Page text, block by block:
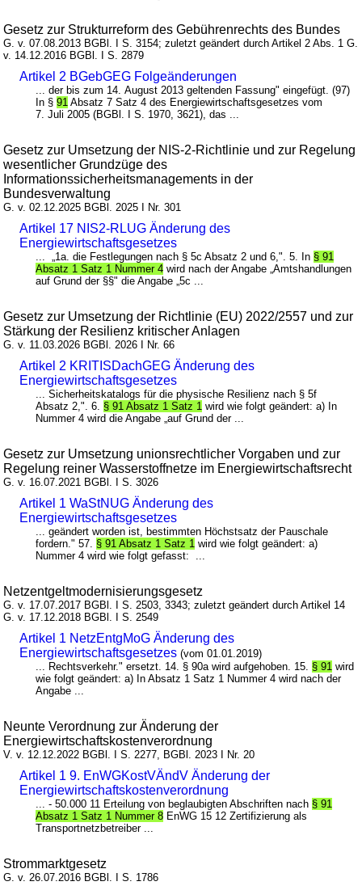
Gesetz zur Strukturreform des Gebührenrechts des Bundes
G. v. 07.08.2013 BGBl. I S. 3154; zuletzt geändert durch Artikel 2 Abs. 1 G.
v. 14.12.2016 BGBl. I S. 2879
Artikel 2 BGebGEG Folgeänderungen
... der bis zum 14. August 2013 geltenden Fassung" eingefügt. (97)
In §91 Absatz 7 Satz 4 des Energiewirtschaftsgesetzes vom
7. Juli 2005 (BGBl. I S. 1970, 3621), das ...
Gesetz zur Umsetzung der NIS-2-Richtlinie und zur Regelung
wesentlicher Grundzüge des
Informationssicherheitsmanagements in der
Bundesverwaltung
G. v. 02.12.2025 BGBl. 2025 I Nr. 301
Artikel 17 NIS2-RLUG Änderung des
Energiewirtschaftsgesetzes
... „1a. die Festlegungen nach § 5c Absatz 2 und 6,". 5. In § 91
Absatz 1 Satz 1 Nummer 4 wird nach der Angabe „Amtshandlungen
auf Grund der §§" die Angabe „5c ...
Gesetz zur Umsetzung der Richtlinie (EU) 2022/2557 und zur
Stärkung der Resilienz kritischer Anlagen
G. v. 11.03.2026 BGBl. 2026 I Nr. 66
Artikel 2 KRITISDachGEG Änderung des
Energiewirtschaftsgesetzes
... Sicherheitskatalogs für die physische Resilienz nach § 5f
Absatz 2,". 6. § 91 Absatz 1 Satz 1 wird wie folgt geändert: a) In
Nummer 4 wird die Angabe „auf Grund der ...
Gesetz zur Umsetzung unionsrechtlicher Vorgaben und zur
Regelung reiner Wasserstoffnetze im Energiewirtschaftsrecht
G. v. 16.07.2021 BGBl. I S. 3026
Artikel 1 WaStNUG Änderung des
Energiewirtschaftsgesetzes
... geändert worden ist, bestimmten Höchstsatz der Pauschale
fordern." 57. § 91 Absatz 1 Satz 1 wird wie folgt geändert: a)
Nummer 4 wird wie folgt gefasst: ...
Netzentgeltmodernisierungsgesetz
G. v. 17.07.2017 BGBl. I S. 2503, 3343; zuletzt geändert durch Artikel 14
G. v. 17.12.2018 BGBl. I S. 2549
Artikel 1 NetzEntgMoG Änderung des
Energiewirtschaftsgesetzes (vom 01.01.2019)
... Rechtsverkehr." ersetzt. 14. § 90a wird aufgehoben. 15. § 91 wird
wie folgt geändert: a) In Absatz 1 Satz 1 Nummer 4 wird nach der
Angabe ...
Neunte Verordnung zur Änderung der
Energiewirtschaftskostenverordnung
V. v. 12.12.2022 BGBl. I S. 2277, BGBl. 2023 I Nr. 20
Artikel 1 9. EnWGKostVÄndV Änderung der
Energiewirtschaftskostenverordnung
... - 50.000 11 Erteilung von beglaubigten Abschriften nach § 91
Absatz 1 Satz 1 Nummer 8 EnWG 15 12 Zertifizierung als
Transportnetzbetreiber ...
Strommarktgesetz
G. v. 26.07.2016 BGBl. I S. 1786